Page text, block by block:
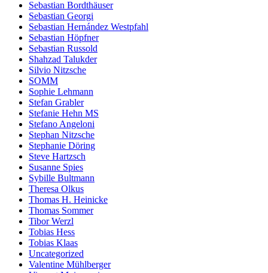
Sebastian Bordthäuser
Sebastian Georgi
Sebastian Hernández Westpfahl
Sebastian Höpfner
Sebastian Russold
Shahzad Talukder
Silvio Nitzsche
SOMM
Sophie Lehmann
Stefan Grabler
Stefanie Hehn MS
Stefano Angeloni
Stephan Nitzsche
Stephanie Döring
Steve Hartzsch
Susanne Spies
Sybille Bultmann
Theresa Olkus
Thomas H. Heinicke
Thomas Sommer
Tibor Werzl
Tobias Hess
Tobias Klaas
Uncategorized
Valentine Mühlberger